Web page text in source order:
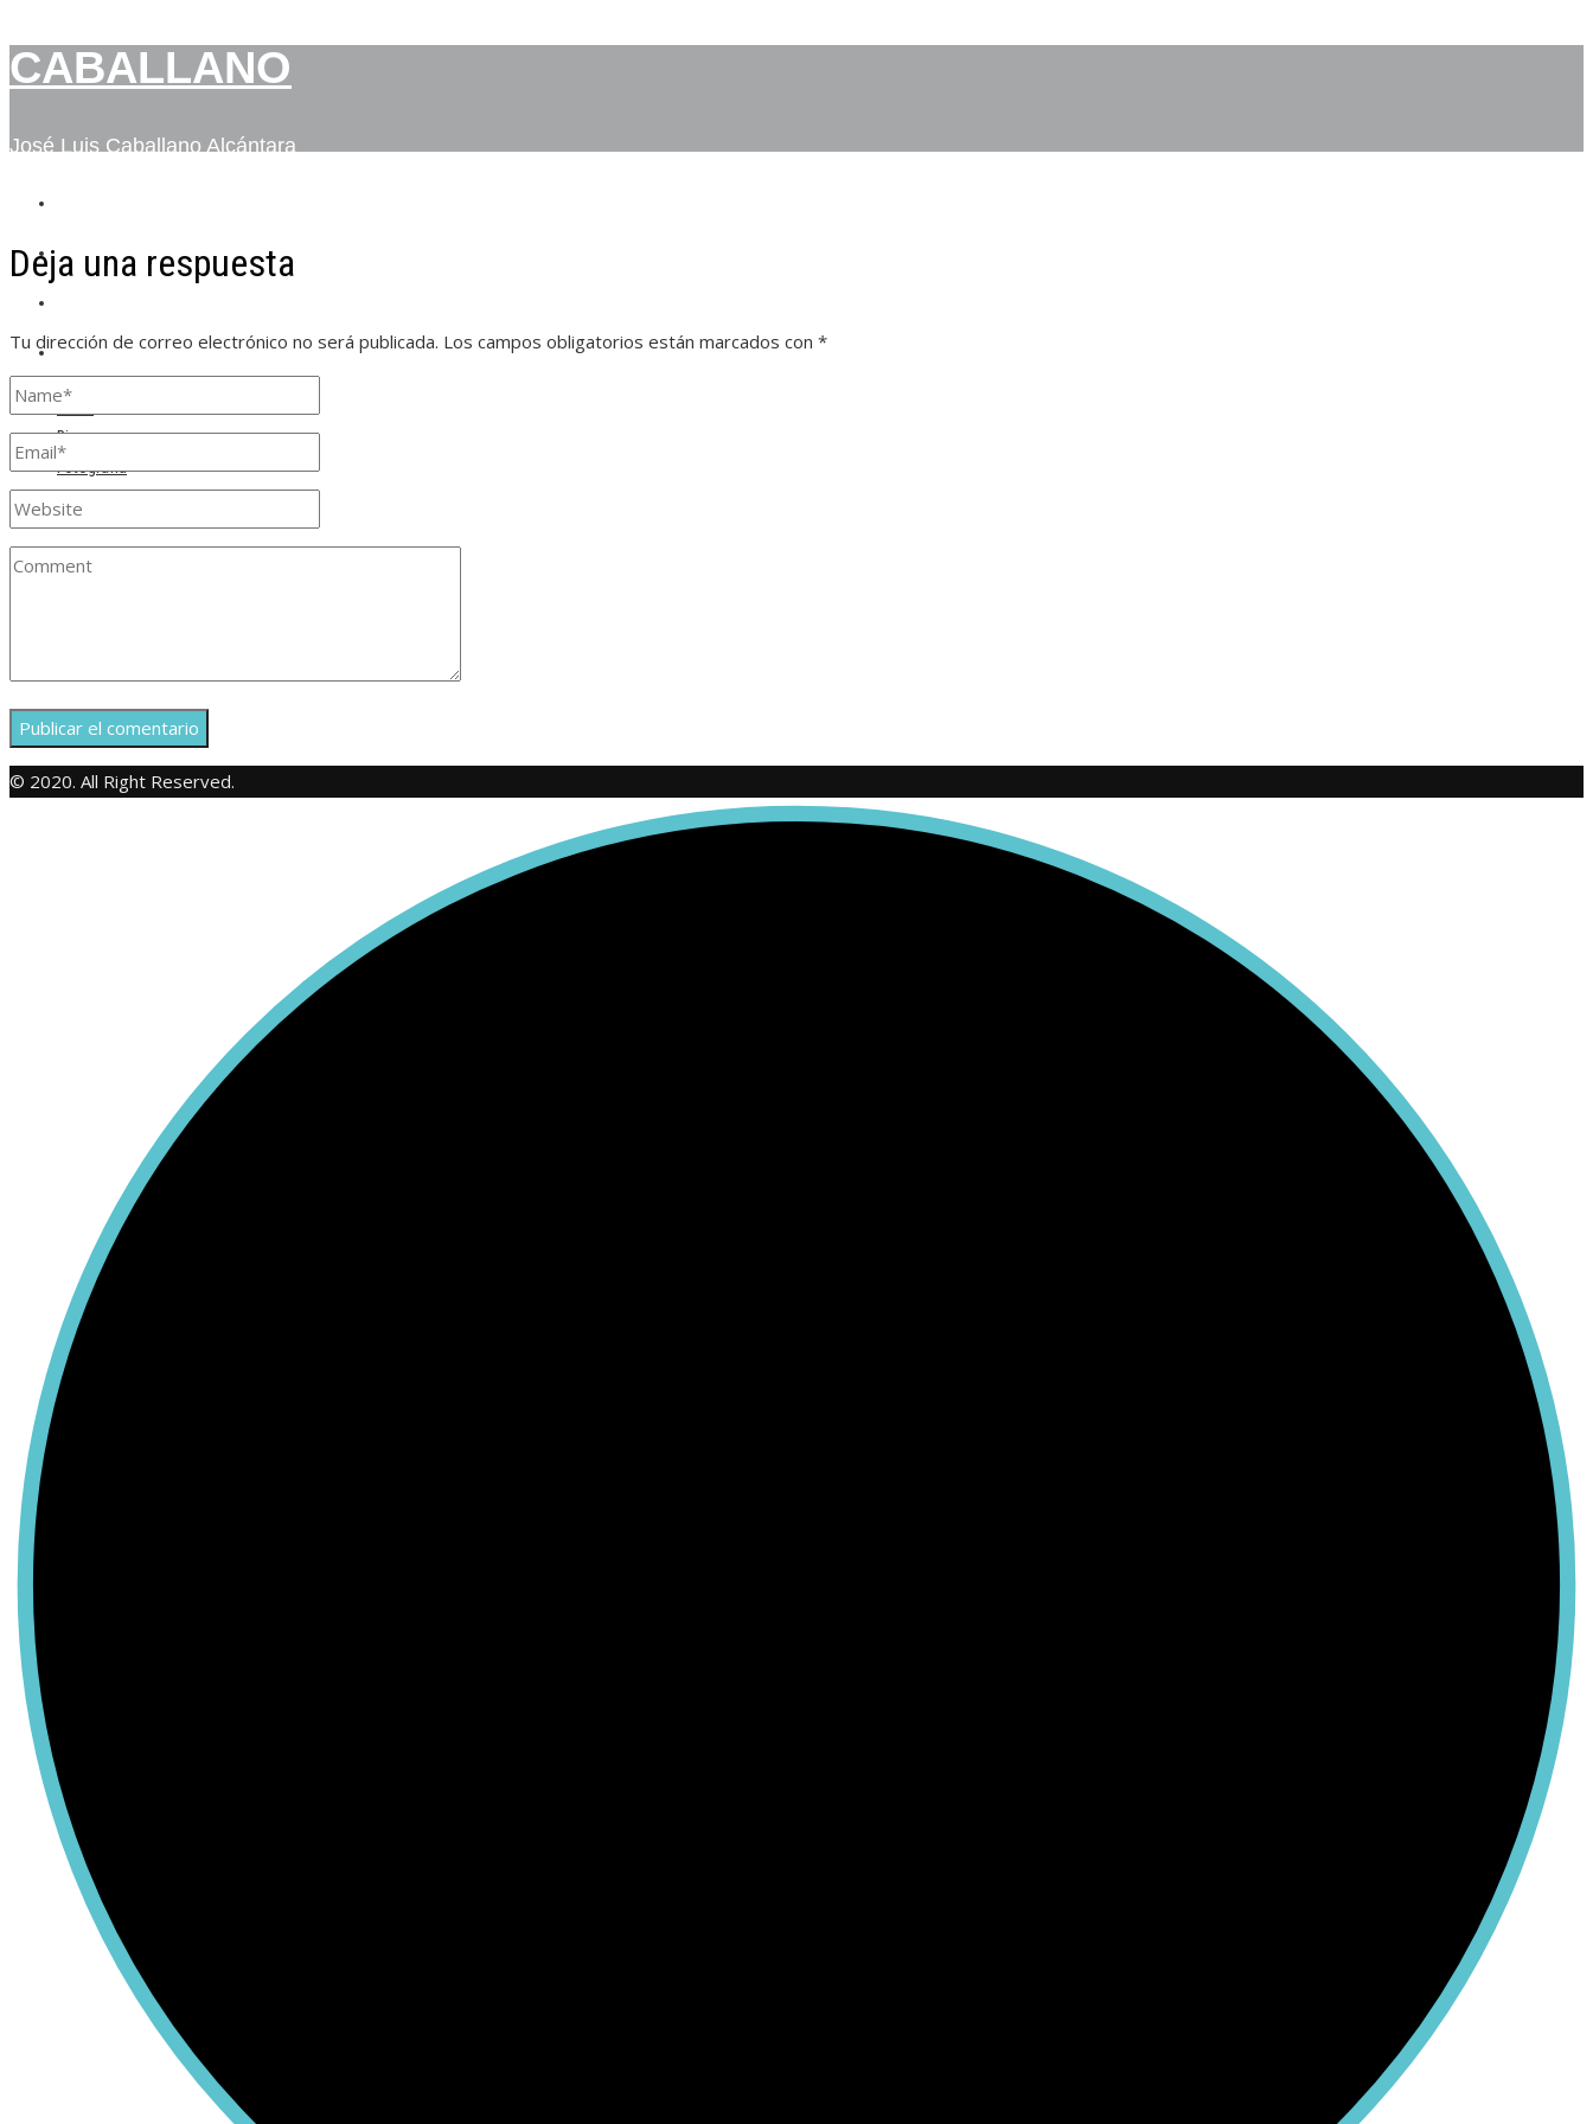
CABALLANO
José Luis Caballano Alcántara
BIO
CONTACTO
Inicio
Bio
Fotografía
Contacto
Deja una respuesta
Tu dirección de correo electrónico no será publicada. Los campos obligatorios están marcados con *
© 2020. All Right Reserved.